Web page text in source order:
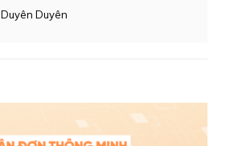
Duyên Duyên